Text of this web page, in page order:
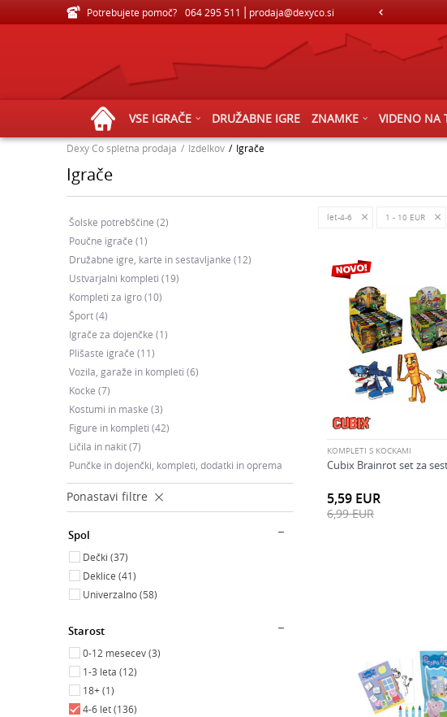
Potrebujete pomoč? 064 295 511 prodaja@dexyco.si
VELIKA IZBIRA IGRAČ ZA VSE STAROSTI
VSE IGRAČE DRUŽABNE IGRE ZNAMKE VIDENO NA
Dexy Co spletna prodaja Izdelkov Igrače
Igrače
Šolske potrebščine (2)
Poučne igrače (1)
Družabne igre, karte in sestavljanke (12)
Ustvarjalni kompleti (19)
Kompleti za igro(10)
Šport(4)
Igrače za dojenčke (1)
Plišaste igrače (11)
Vozila, garaže in kompleti (6)
Kocke (7)
Kostumi in maske (3)
Figure in kompleti (42)
Ličila in nakit(7)
Punčke in dojenčki, kompleti, dodatki in oprema
(11)
Ponastavi filtre
Spol
Dečki (37)
Deklice (41)
Univerzalno (58)
Starost
0-12 mesecev (3)
1-3 leta (12)
18+ (1)
4-6 let (136)
let-4-6 1 - 10 EUR
KOMPLETI S KOCKAMI
Cubix Brainrot set za
5,59 EUR
6,99EUR